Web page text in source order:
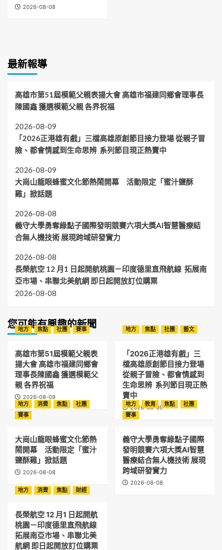
2026-08-08
最新報導
高雄市第51屆模範父親表揚大會 高雄市福建同鄉會理事長
陳國鑫 獲選模範父親 各界祝福
2026-08-09
「2026正港雄有戲」三檔高雄原創節目接力登場 從親子冒
險、都會情感到生命思辨 系列節目現正熱賣中
2026-08-09
大崗山龍眼蜂蜜文化節熱鬧開幕 活動限定「蜜汁鹽酥
雞」掀話題
2026-08-08
義守大學勇奪綠點子國際發明競賽六項大獎AI智慧醫療結
合無人機技術 展現跨域研發實力
2026-08-08
長榮航空 12 月1 日起開航桃園－印度德里直飛航線 拓展南
亞市場、串聯北美航網 即日起開放訂位購票
2026-08-08
您可能有興趣的新聞
地方 焦點 社團 賽事
高雄市第51屆模範父親表
揚大會 高雄市福建同鄉會
理事長陳國鑫 獲選模範父
親 各界祝福
2026-08-09
地方 焦點 社團 藝文
「2026正港雄有戲」三
檔高雄原創節目接力登場
從親子冒險、都會情感到
生命思辨 系列節目現正熱
賣中
2026-08-09
地方 消費 焦點
社團
賽事
大崗山龍眼蜂蜜文化節熱
鬧開幕 活動限定「蜜汁
鹽酥雞」掀話題
2026-08-08
地方 教育 焦點
社團
賽事
義守大學勇奪綠點子國際
發明競賽六項大獎AI智慧
醫療結合無人機技術 展現
跨域研發實力
2026-08-08
地方
消費 焦點 財經
長榮航空 12 月1 日起開航
桃園－印度德里直飛航線
拓展南亞市場、串聯北美
航網 即日起開放訂位購票